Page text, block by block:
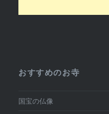
おすすめのお寺
国宝の仏像